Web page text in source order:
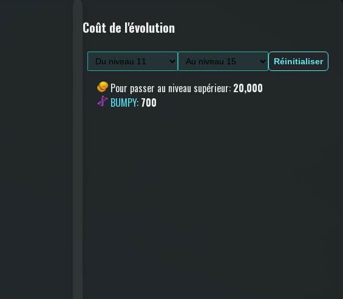
Coût de l'évolution
Réinitialiser
Pour passer au niveau supérieur: 20,000
BUMPY: 700